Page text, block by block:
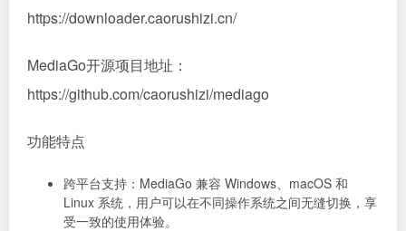
https://downloader.caorushizi.cn/
MediaGo开源项目地址：
https://github.com/caorushizi/mediago
功能特点
跨平台支持：MediaGo 兼容 Windows、macOS 和
Linux 系统，用户可以在不同操作系统之间无缝切换，享
受一致的使用体验。